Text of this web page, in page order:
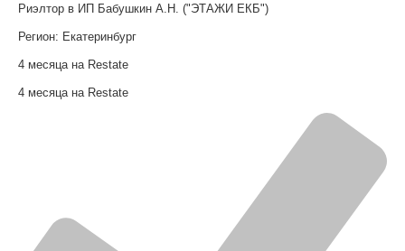
Риэлтор в ИП Бабушкин А.Н. ("ЭТАЖИ ЕКБ")
Регион: Екатеринбург
4 месяца на Restate
4 месяца на Restate